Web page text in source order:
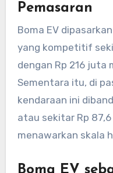
Pemasaran
Boma EV
yang kompetitif
dengan Rp 216 juta
Sementara itu, di
kendaraan ini
atau sekitar Rp
menawarkan skala
Boma EV